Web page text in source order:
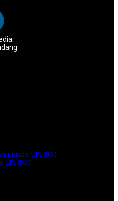
UIN SGD
UIN SGD